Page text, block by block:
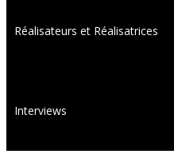
Réalisateurs et Réalisatrices
Interviews